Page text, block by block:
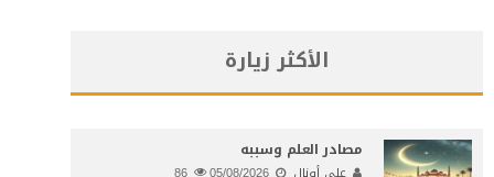
الأكثر زيارة
مصادر العلم وسببه